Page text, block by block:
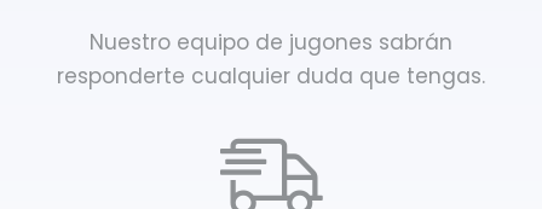
Nuestro equipo de jugones sabrán
responderte cualquier duda que tengas.